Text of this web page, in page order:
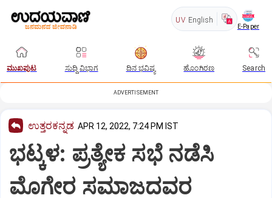
UV English
E-Paper
ಮುಖಪುಟ ಸುದ್ದಿ ವಿಭಾಗ ದಿನ ಭವಿಷ್ಯ ಹೊಂಗಿರಣ Search
ADVERTISEMENT
ಉತ್ತರಕನ್ನಡ APR 12, 2022, 7:24 PM IST
ಭಟ್ಕಳ: ಪ್ರತ್ಯೇಕ ಸಭೆ ನಡೆಸಿ
ಮೊಗೇರ ಸಮಾಜದವರ